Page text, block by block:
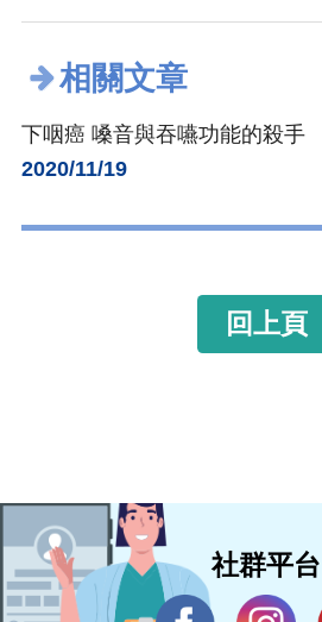
相關文章
下咽癌 嗓音與吞嚥功能的殺手
2020/11/19
回上頁
社群平台